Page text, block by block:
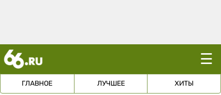
☰
ГЛАВНОЕ ЛУЧШЕЕ ХИТЫ